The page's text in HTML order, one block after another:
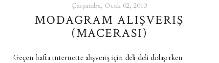
Çarşamba, Ocak 02, 2013
MODAGRAM ALIŞVERIŞ
(MACERASI)
Geçen hafta internette alışveriş için deli deli dolaşırken